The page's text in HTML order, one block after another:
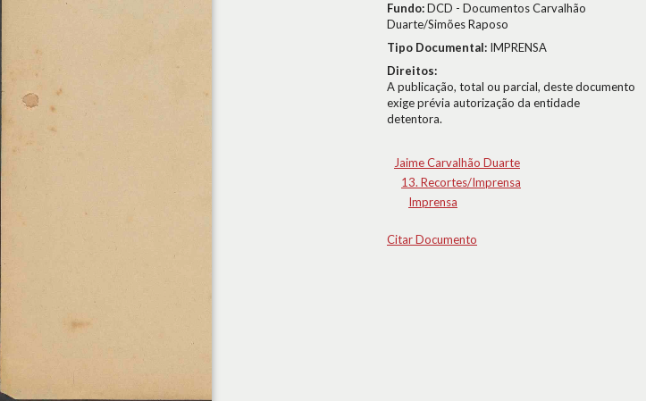
Fundo:DCD - Documentos Carvalhão
Duarte/Simões Raposo
Tipo Documental: IMPRENSA
Direitos:
A publicação, total ou parcial, deste documento
exige prévia autorização da entidade
detentora.
Jaime Carvalhão Duarte
13. Recortes/Imprensa
Imprensa
Citar Documento